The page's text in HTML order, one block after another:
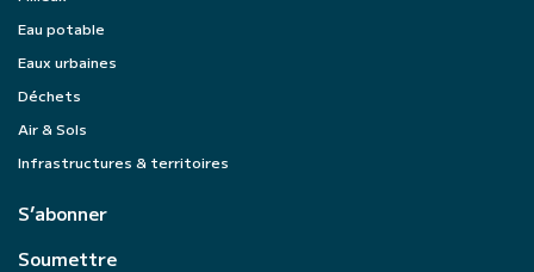
Eau potable
Eaux urbaines
Déchets
Air & Sols
Infrastructures & territoires
S’abonner
Soumettre